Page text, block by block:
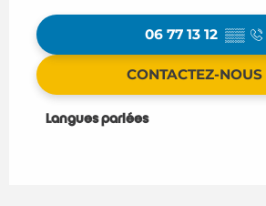
06 77 13 12 ▒▒
CONTACTEZ-NOUS
Langues parlées
Langues parlées